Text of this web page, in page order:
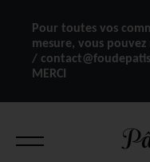
Pour toutes vos
mesure, vous
/
MERCI